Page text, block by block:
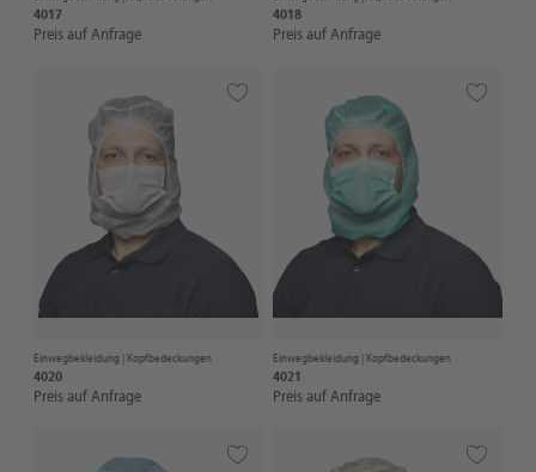
4017
Preis auf Anfrage
4018
Preis auf Anfrage
Einwegbekleidung | Kopfbedeckungen
4020
Preis auf Anfrage
Einwegbekleidung | Kopfbedeckungen
4021
Preis auf Anfrage